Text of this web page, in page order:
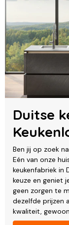
Duitse
Ben jij op zoek
Eén van onze
keukenfabriek in
keuze en geniet
geen zorgen te
dezelfde prijzen
kwaliteit,